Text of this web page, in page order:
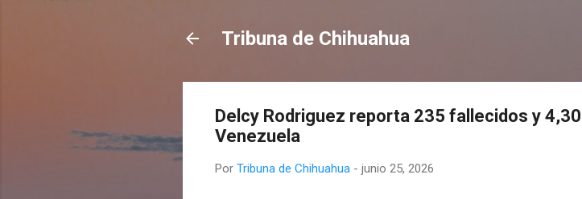
Tribuna de Chihuahua
Delcy Rodriguez reporta 235 fallecidos y
Venezuela
Por Tribuna de Chihuahua - junio 25, 2026